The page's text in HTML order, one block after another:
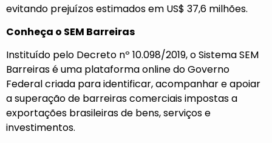
evitando prejuízos estimados em US$ 37,6 milhões.
Conheça o SEM Barreiras
Instituído pelo Decreto nº 10.098/2019, o Sistema SEM
Barreiras é uma plataforma online do Governo
Federal criada para identificar, acompanhar e apoiar
a superação de barreiras comerciais impostas a
exportações brasileiras de bens, serviços e
investimentos.